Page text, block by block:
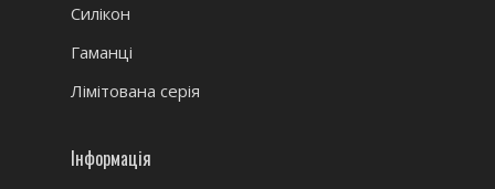
Силікон
Гаманці
Лімітована серія
Інформація